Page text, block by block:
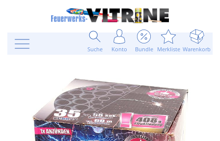
Suche Konto Bundle Merkliste Warenkorb